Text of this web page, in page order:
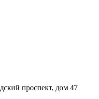
проспект, дом 47